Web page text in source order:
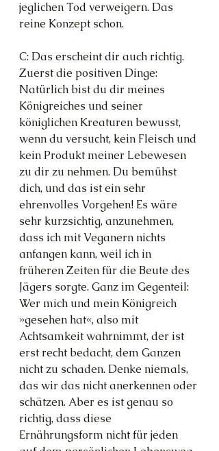
jeglichen Tod verweigern. Das
reine Konzept schon.
C: Das erscheint dir auch richtig.
Zuerst die positiven Dinge:
Natürlich bist du dir meines
Königreiches und seiner
königlichen Kreaturen bewusst,
wenn du versucht, kein Fleisch und
kein Produkt meiner Lebewesen
zu dir zu nehmen. Du bemühst
dich, und das ist ein sehr
ehrenvolles Vorgehen! Es wäre
sehr kurzsichtig, anzunehmen,
dass ich mit Veganern nichts
anfangen kann, weil ich in
früheren Zeiten für die Beute des
Jägers sorgte. Ganz im Gegenteil:
Wer mich und mein Königreich
»gesehen hat«, also mit
Achtsamkeit wahrnimmt, der ist
erst recht bedacht, dem Ganzen
nicht zu schaden. Denke niemals,
das wir das nicht anerkennen oder
schätzen. Aber es ist genau so
richtig, dass diese
Ernährungsform nicht für jeden